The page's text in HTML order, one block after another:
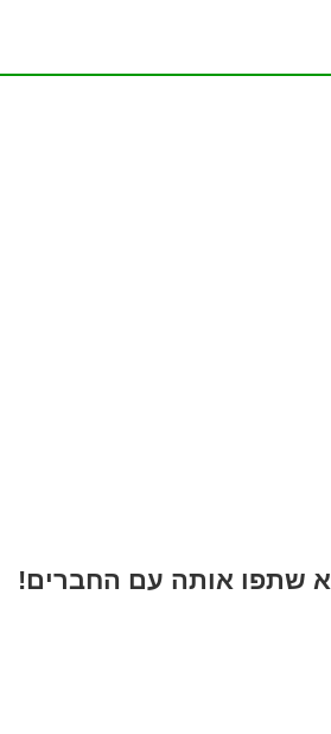
שתפו אותה עם החברים!